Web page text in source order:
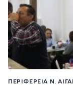
ΠΕΡΙΦΈΡΕΙΑ Ν.